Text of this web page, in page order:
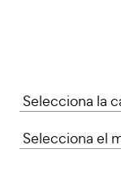
Categories